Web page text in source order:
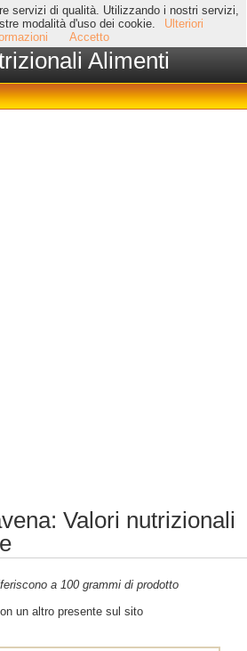
servizi di qualità. Utilizzando i nostri servizi,
modalità d'uso dei cookie.
Ulteriori
Accetto
Alimenti
Valori nutrizionali
a 100 grammi di prodotto
un altro presente sul sito